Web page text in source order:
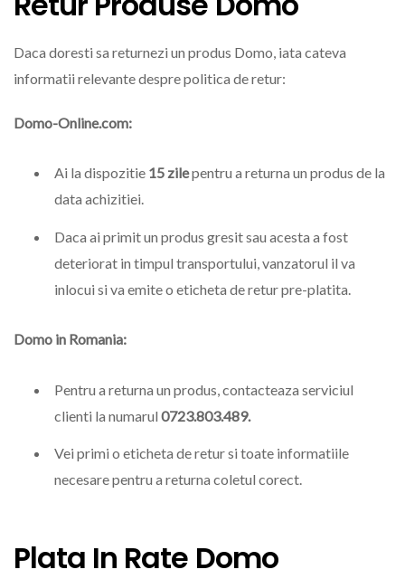
Daca doresti sa returnezi un produs Domo, iata cateva
informatii relevante despre politica de retur:
Domo-Online.com:
Ai la dispozitie 15 zilepentru a returna un produs de la
data achizitiei.
Daca ai primit un produs gresit sau acesta a fost
deteriorat in timpul transportului, vanzatorul il va
inlocui si va emite o eticheta de retur pre-platita.
Domo in Romania:
Pentru a returna un produs, contacteaza serviciul
clienti la numarul 0723.803.489.
Vei primi o eticheta de retur si toate informatiile
necesare pentru a returna coletul corect.
Plata In Rate Domo